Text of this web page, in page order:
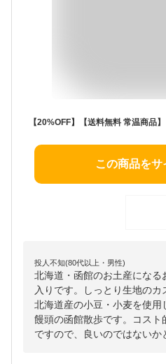
この商品をサ
投人不知(80代以上・男性)
北海道・函館のお土産になる
入りです。しっとり生地のカ
北海道産の小豆・小麦を使
饅頭の函館散歩です。コス
ですので、良いのではないか